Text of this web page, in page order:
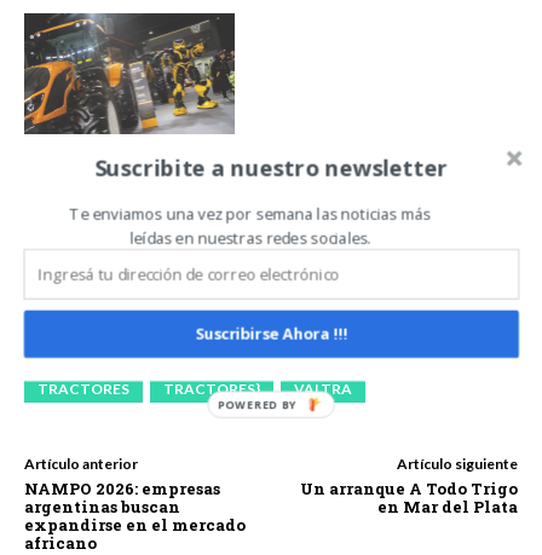
Valtra dirá
Expo Rural de
Palermo 2025
AGCO CORPORATION
ECONOMÍAS REGIONALES
EMILIANO FERRARI
MENDOZA
SITEVINITECH
TRACTORES
TRACTORES} VALTRA
Artículo anterior
NAMPO 2026: empresas
argentinas buscan
expandirse en el mercado
africano
Artículo siguiente
Un arranque A Todo Trigo
en Mar del Plata
Suscribite a nuestro newsletter
Te enviamos una vez por semana las noticias más
leídas en nuestras redes sociales.
Suscribirse Ahora !!!